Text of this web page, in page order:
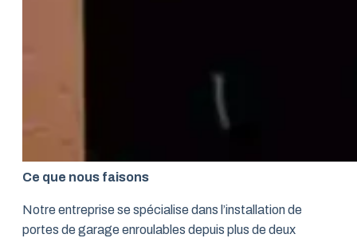
Ce que nous faisons
Notre entreprise se spécialise dans l’installation de
portes de garage enroulables depuis plus de deux